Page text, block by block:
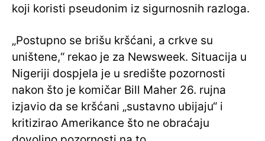
koji koristi pseudonim iz sigurnosnih razloga.
„Postupno se brišu kršćani, a crkve su
uništene,“ rekao je za Newsweek. Situacija u
Nigeriji dospjela je u središte pozornosti
nakon što je komičar Bill Maher 26. rujna
izjavio da se kršćani „sustavno ubijaju“ i
kritizirao Amerikance što ne obraćaju